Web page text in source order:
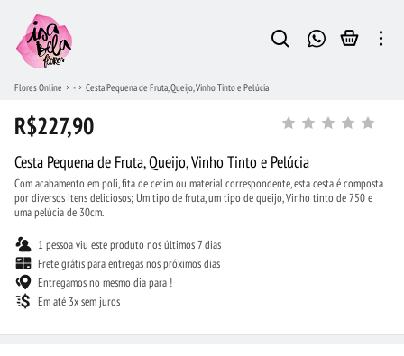
Flores Online - Cesta Pequena de Fruta, Queijo, Vinho Tinto e Pelúcia
R$227,90
Cesta Pequena de Fruta, Queijo, Vinho Tinto e Pelúcia
Com acabamento em poli, fita de cetim ou material correspondente, esta cesta é composta
por diversos itens deliciosos; Um tipo de fruta, um tipo de queijo, Vinho tinto de 750 e
uma pelúcia de 30cm.
1 pessoa viu este produto nos últimos 7 dias
Frete grátis para entregas nos próximos dias
Entregamos no mesmo dia para !
Em até 3x sem juros